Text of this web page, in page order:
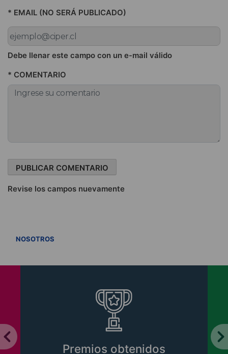
* EMAIL (NO SERÁ PUBLICADO)
Debe llenar este campo con un e-mail válido
* COMENTARIO
Revise los campos nuevamente
NOSOTROS
Premios obtenidos